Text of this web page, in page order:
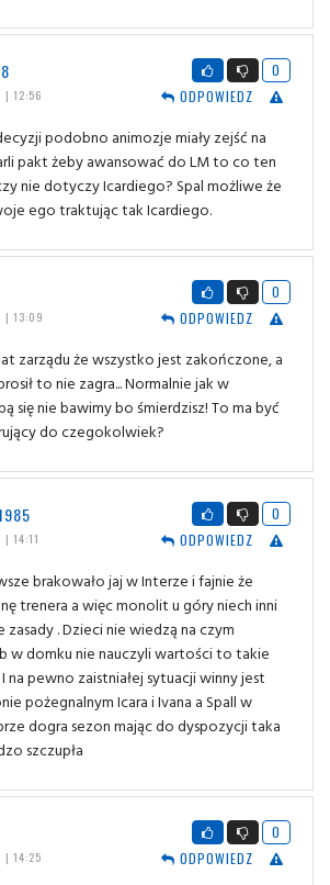
| 12:56
0
ODPOWIEDZ
podobno animozje miały zejść na
pakt żeby awansować do LM to co ten
nie dotyczy Icardiego? Spal możliwe że
ego traktując tak Icardiego.
| 13:09
0
ODPOWIEDZ
zarządu że wszystko jest zakończone, a
to nie zagra... Normalnie jak w
się nie bawimy bo śmierdzisz! To ma być
do czegokolwiek?
| 14:11
0
ODPOWIEDZ
brakowało jaj w Interze i fajnie że
trenera a więc monolit u góry niech inni
zasady . Dzieci nie wiedzą na czym
w domku nie nauczyli wartości to takie
na pewno zaistniałej sytuacji winny jest
pożegnalnym Icara i Ivana a Spall w
dogra sezon mając do dyspozycji taka
szczupła
| 14:25
0
ODPOWIEDZ